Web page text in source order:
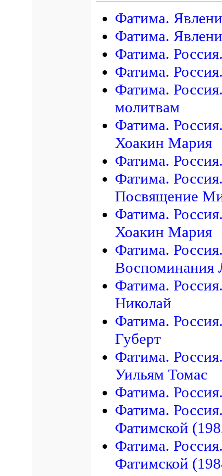
Фатима.
Фатима.
Фатима.
Фатима.
Фатима.
молитвам
Фатима.
Хоакин Мария
Фатима.
Фатима.
Посвящение
Фатима.
Хоакин Мария
Фатима.
Воспоминания
Фатима.
Николай
Фатима.
Губерт
Фатима.
Уильям Томас
Фатима.
Фатима.
Фатимской
Фатима.
Фатимской